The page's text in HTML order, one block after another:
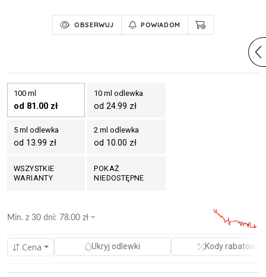
OBSERWUJ POWIADOM
100 ml
od 81.00 zł
10 ml odlewka
od 24.99 zł
5 ml odlewka
od 13.99 zł
2 ml odlewka
od 10.00 zł
WSZYSTKIE
WARIANTY
POKAŻ
NIEDOSTĘPNE
Cena Ukryj odlewki Kody rabatowe
Min. z 30 dni: 78.00 zł